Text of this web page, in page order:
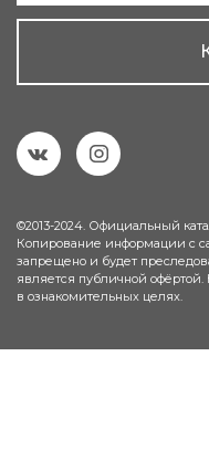
©2013-2024. Официальный
Копирование информации с
запрещено и будет
является публичной офёртой.
в ознакомительных целях.